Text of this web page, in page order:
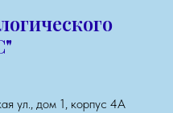
ул., дом 1, корпус 4А